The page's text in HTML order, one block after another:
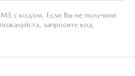
с кодом. Если Вы не получили
запросите код